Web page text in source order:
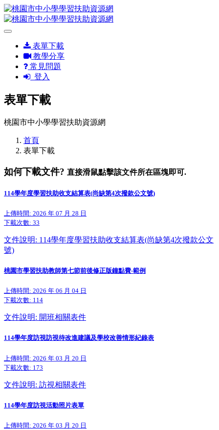
表單下載
教學分享
常見問題
登入
表單下載
桃園市中小學學習扶助資源網
首頁
表單下載
如何下載文件? 直接滑鼠點擊該文件所在區塊即可.
114學年度學習扶助收支結算表(尚缺第4次撥款公文號)
上傳時間: 2026 年 07 月 28 日
下載次數: 33
文件說明: 114學年度學習扶助收支結算表(尚缺第4次撥款公文
號)
桃園市學習扶助教師第七節前後修正版鐘點費-範例
上傳時間: 2026 年 06 月 04 日
下載次數: 114
文件說明: 開班相關表件
114學年度訪視訪視待改進建議及學校改善情形紀錄表
上傳時間: 2026 年 03 月 20 日
下載次數: 173
文件說明: 訪視相關表件
114學年度訪視活動照片表單
上傳時間: 2026 年 03 月 20 日